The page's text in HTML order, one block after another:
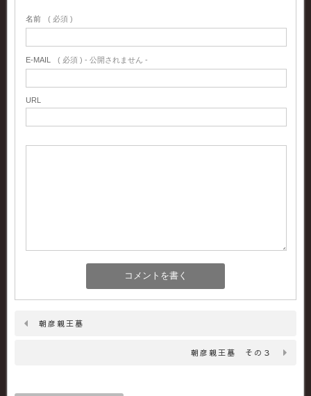
名前 ( 必須 )
E-MAIL ( 必須 ) - 公開されません -
URL
朝彦親王墓
朝彦親王墓 その３